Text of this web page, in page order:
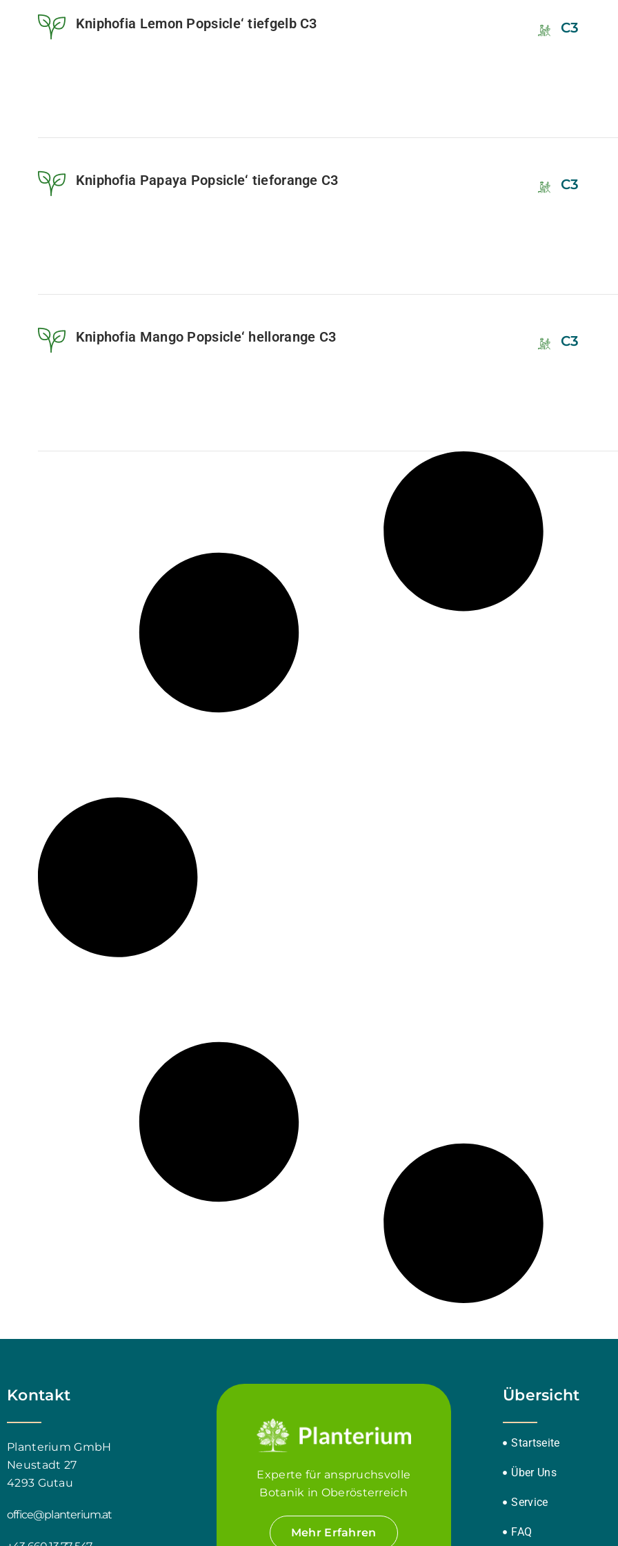
Kniphofia Lemon Popsicle‘ tiefgelb C3 C3
Kniphofia Papaya Popsicle‘ tieforange C3 C3
Kniphofia Mango Popsicle‘ hellorange C3 C3
Kontakt
Planterium GmbH
Neustadt 27
4293 Gutau
office@planterium.at
Experte für anspruchsvolle
Botanik in Oberösterreich
Mehr Erfahren
Übersicht
Startseite
Über Uns
Service
FAQ